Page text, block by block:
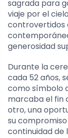
sagrada para
viaje por el
controvertidos
generosidad
Durante la
cada 52 años,
como símbolo
marcaba el fin
otro, una
su
continuidad de